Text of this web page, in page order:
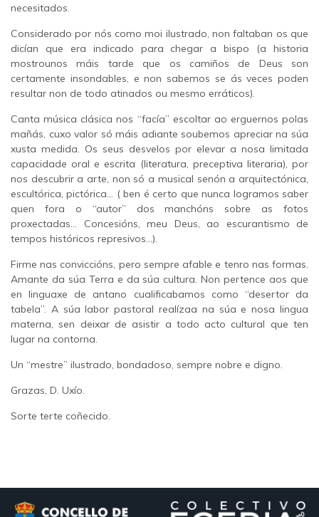
necesitados.
Considerado por nós como moi ilustrado, non faltaban os que
dicían que era indicado para chegar a bispo (a historia
mostrounos máis tarde que os camiños de Deus son
certamente insondables, e non sabemos se ás veces poden
resultar non de todo atinados ou mesmo erráticos).
Canta música clásica nos “facía” escoltar ao erguernos polas
mañás, cuxo valor só máis adiante soubemos apreciar na súa
xusta medida. Os seus desvelos por elevar a nosa limitada
capacidade oral e escrita (literatura, preceptiva literaria), por
nos descubrir a arte, non só a musical senón a arquitectónica,
escultórica, pictórica... ( ben é certo que nunca logramos saber
quen fora o “autor” dos manchóns sobre as fotos
proxectadas... Concesións, meu Deus, ao escurantismo de
tempos históricos represivos...).
Firme nas conviccións, pero sempre afable e tenro nas formas.
Amante da súa Terra e da súa cultura. Non pertence aos que
en linguaxe de antano cualificabamos como “desertor da
tabela”. A súa labor pastoral realízaa na súa e nosa lingua
materna, sen deixar de asistir a todo acto cultural que ten
lugar na contorna.
Un “mestre” ilustrado, bondadoso, sempre nobre e digno.
Grazas, D. Uxío.
Sorte terte coñecido.